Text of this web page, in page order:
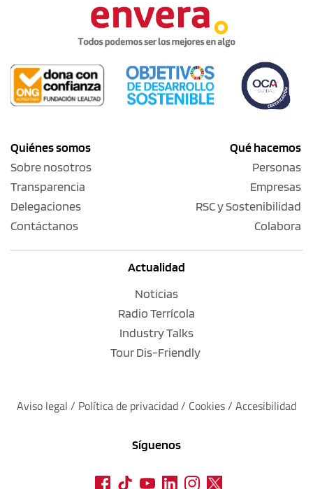
Quiénes somos
Sobre nosotros
Transparencia
Delegaciones
Contáctanos
Qué hacemos
Personas
Empresas
RSC y Sostenibilidad
Colabora
Actualidad
Noticias
Radio Terrícola
Industry Talks
Tour Dis-Friendly
Aviso legal / Política de privacidad / Cookies / Accesibilidad
Síguenos